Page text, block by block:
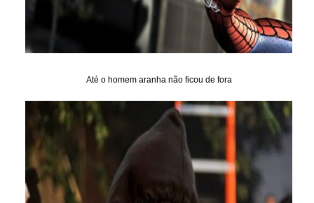
Até o homem aranha não ficou de fora